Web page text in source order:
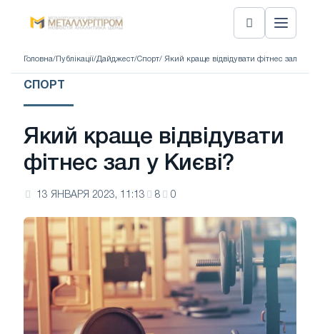
Головна/ Публікації/Дайджест/Спорт/ Який краще відвідувати фітнес зал у
СПОРТ
Який краще відвідувати
фітнес зал у Києві?
13 ЯНВАРЯ 2023, 11:13 8 0